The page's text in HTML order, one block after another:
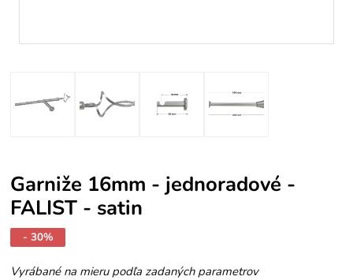
Garniže 16mm - jednoradové -
FALIST - satin
- 30%
Vyrábané na mieru podľa zadaných parametrov